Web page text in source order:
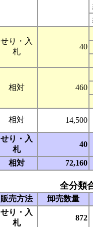
せり・入
札
40
相対 460
相対 14,500
せり・入
札
40
相対 72,160
全分類
販売方法 卸売数量
せり・入
札
872